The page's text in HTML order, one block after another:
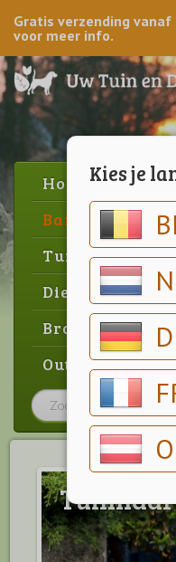
Kies je
Gratis verzending
voor meer info.
Home
Barbecue
Tuin
Dier
Brood & gebak
Outlet